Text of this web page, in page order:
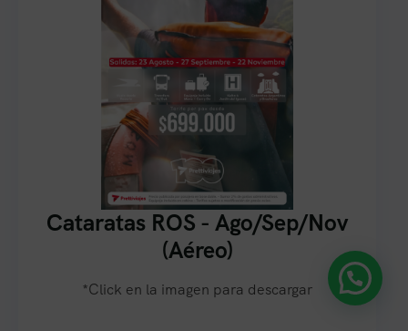
Cataratas ROS - Ago/Sep/Nov
(Aéreo)
*Click en la imagen para descargar